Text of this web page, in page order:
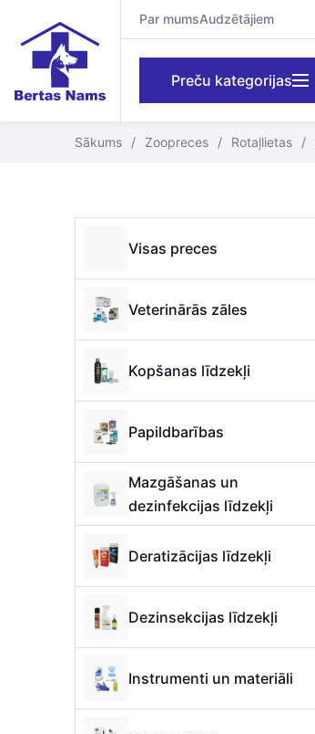
Par mumsAudzētājiem
Preču kategorijas
Sākums / Zoopreces / Rotaļlietas /
Visas preces
Veterinārās zāles
Kopšanas līdzekļi
Papildbarības
Mazgāšanas un
dezinfekcijas līdzekļi
Deratizācijas līdzekļi
Dezinsekcijas līdzekļi
Instrumenti un materiāli